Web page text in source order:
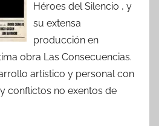
Héroes del Silencio , y
su extensa
producción en
obra Las Consecuencias.
artístico y personal con
conflictos no exentos de